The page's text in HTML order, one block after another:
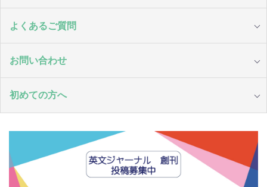
よくあるご質問
お問い合わせ
初めての方へ